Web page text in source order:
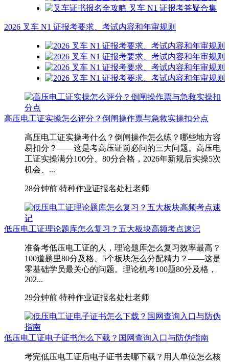
2026 叉车 N1 证报考要求、考试内容和年审规则
高压电工证实操怎么评分？倒闸操作票与急救实操扣分点
高压电工证实操考什么？倒闸操作怎么练？哪些地方容
易扣分？——这是考高压证前必问的三大问题。高压电
工证实操满分100分、80分合格，2026年新规后实操5次
机会、...
28分钟前 特种作业证报名处杜老师
低压电工证理论题库怎么复习？五大板块高频考点速记
准备考低压电工证的人，理论题库怎么复习效率最高？
100道题里80分及格、5个板块怎么分配精力？——这是
零基础学员最关心的问题。理论机考100题80分及格，
202...
29分钟前 特种作业证报名处杜老师
低压电工证电子证书怎么下载？国网查询入口与防伪指南
考完低压电工证后电子证书去哪下载？用人单位怎么核